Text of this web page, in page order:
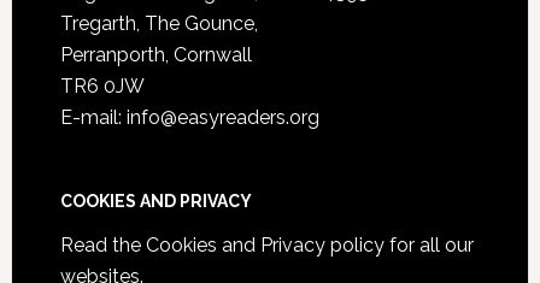
Tregarth, The Gounce,
Perranporth, Cornwall
TR6 0JW
E-mail: info@easyreaders.org
COOKIES AND PRIVACY
Read the Cookies and Privacy policyfor all our
websites.